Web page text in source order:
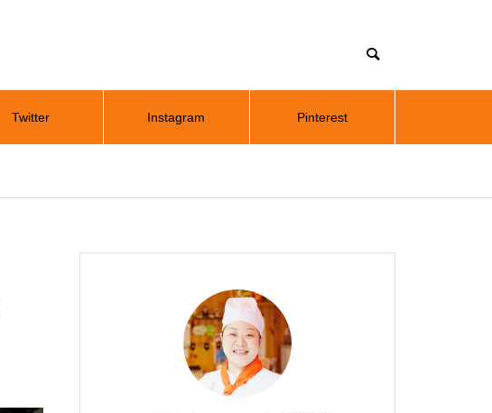
Twitter Instagram Pinterest